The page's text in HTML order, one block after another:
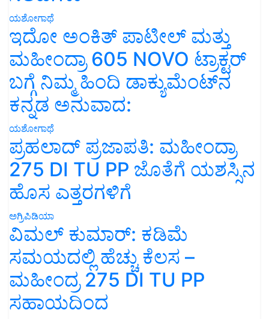
ಯಶೋಗಾಥೆ
ಇದೋ ಅಂಕಿತ್ ಪಾಟೀಲ್ ಮತ್ತು
ಮಹೀಂದ್ರಾ 605 NOVO ಟ್ರಾಕ್ಟರ್
ಬಗ್ಗೆ ನಿಮ್ಮ ಹಿಂದಿ ಡಾಕ್ಯುಮೆಂಟ್‌ನ
ಕನ್ನಡ ಅನುವಾದ:
ಯಶೋಗಾಥೆ
ಪ್ರಹಲಾದ್ ಪ್ರಜಾಪತಿ: ಮಹೀಂದ್ರಾ
275 DI TU PP ಜೊತೆಗೆ ಯಶಸ್ಸಿನ
ಹೊಸ ಎತ್ತರಗಳಿಗೆ
ಅಗ್ರಿಪಿಡಿಯಾ
ವಿಮಲ್ ಕುಮಾರ್: ಕಡಿಮೆ
ಸಮಯದಲ್ಲಿ ಹೆಚ್ಚು ಕೆಲಸ –
ಮಹೀಂದ್ರ 275 DI TU PP
ಸಹಾಯದಿಂದ